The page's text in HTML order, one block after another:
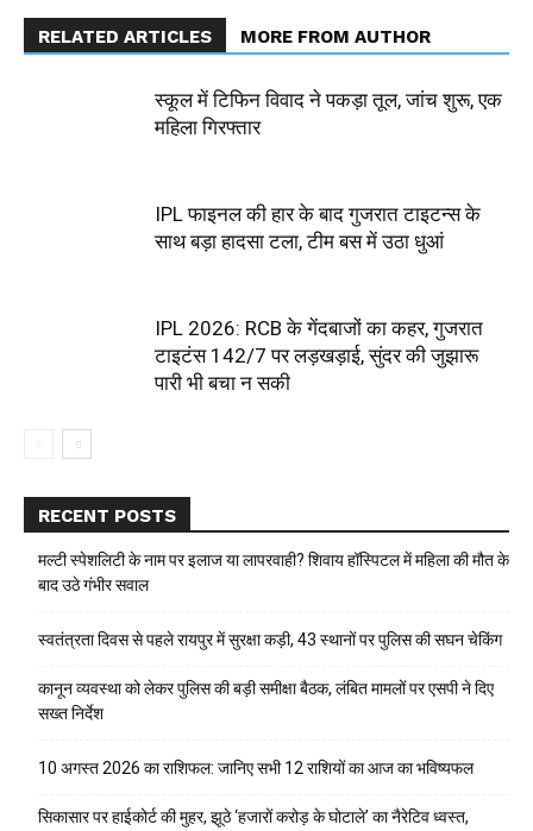
RELATED ARTICLES MORE FROM AUTHOR
स्कूल में टिफिन विवाद ने पकड़ा तूल, जांच शुरू, एक
महिला गिरफ्तार
IPL फाइनल की हार के बाद गुजरात टाइटन्स के
साथ बड़ा हादसा टला, टीम बस में उठा धुआं
IPL 2026: RCB के गेंदबाजों का कहर, गुजरात
टाइटंस 142/7 पर लड़खड़ाई, सुंदर की जुझारू
पारी भी बचा न सकी
RECENT POSTS
मल्टी स्पेशलिटी के नाम पर इलाज या लापरवाही? शिवाय हॉस्पिटल में महिला की मौत के
बाद उठे गंभीर सवाल
स्वतंत्रता दिवस से पहले रायपुर में सुरक्षा कड़ी, 43 स्थानों पर पुलिस की सघन चेकिंग
कानून व्यवस्था को लेकर पुलिस की बड़ी समीक्षा बैठक, लंबित मामलों पर एसपी ने दिए
सख्त निर्देश
10 अगस्त 2026 का राशिफल: जानिए सभी 12 राशियों का आज का भविष्यफल
सिकासार पर हाईकोर्ट की मुहर, झूठे ‘हजारों करोड़ के घोटाले’ का नैरेटिव ध्वस्त,